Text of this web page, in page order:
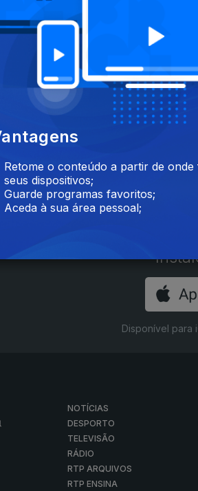
4 DIAS
Ep. 2
Disponível para
NOTÍCIAS
DESPORTO
TELEVISÃO
RÁDIO
RTP ARQUIVOS
RTP ENSINA
Retome o conteúdo a partir de
seus dispositivos;
Guarde programas favoritos;
Aceda à sua área pessoal;